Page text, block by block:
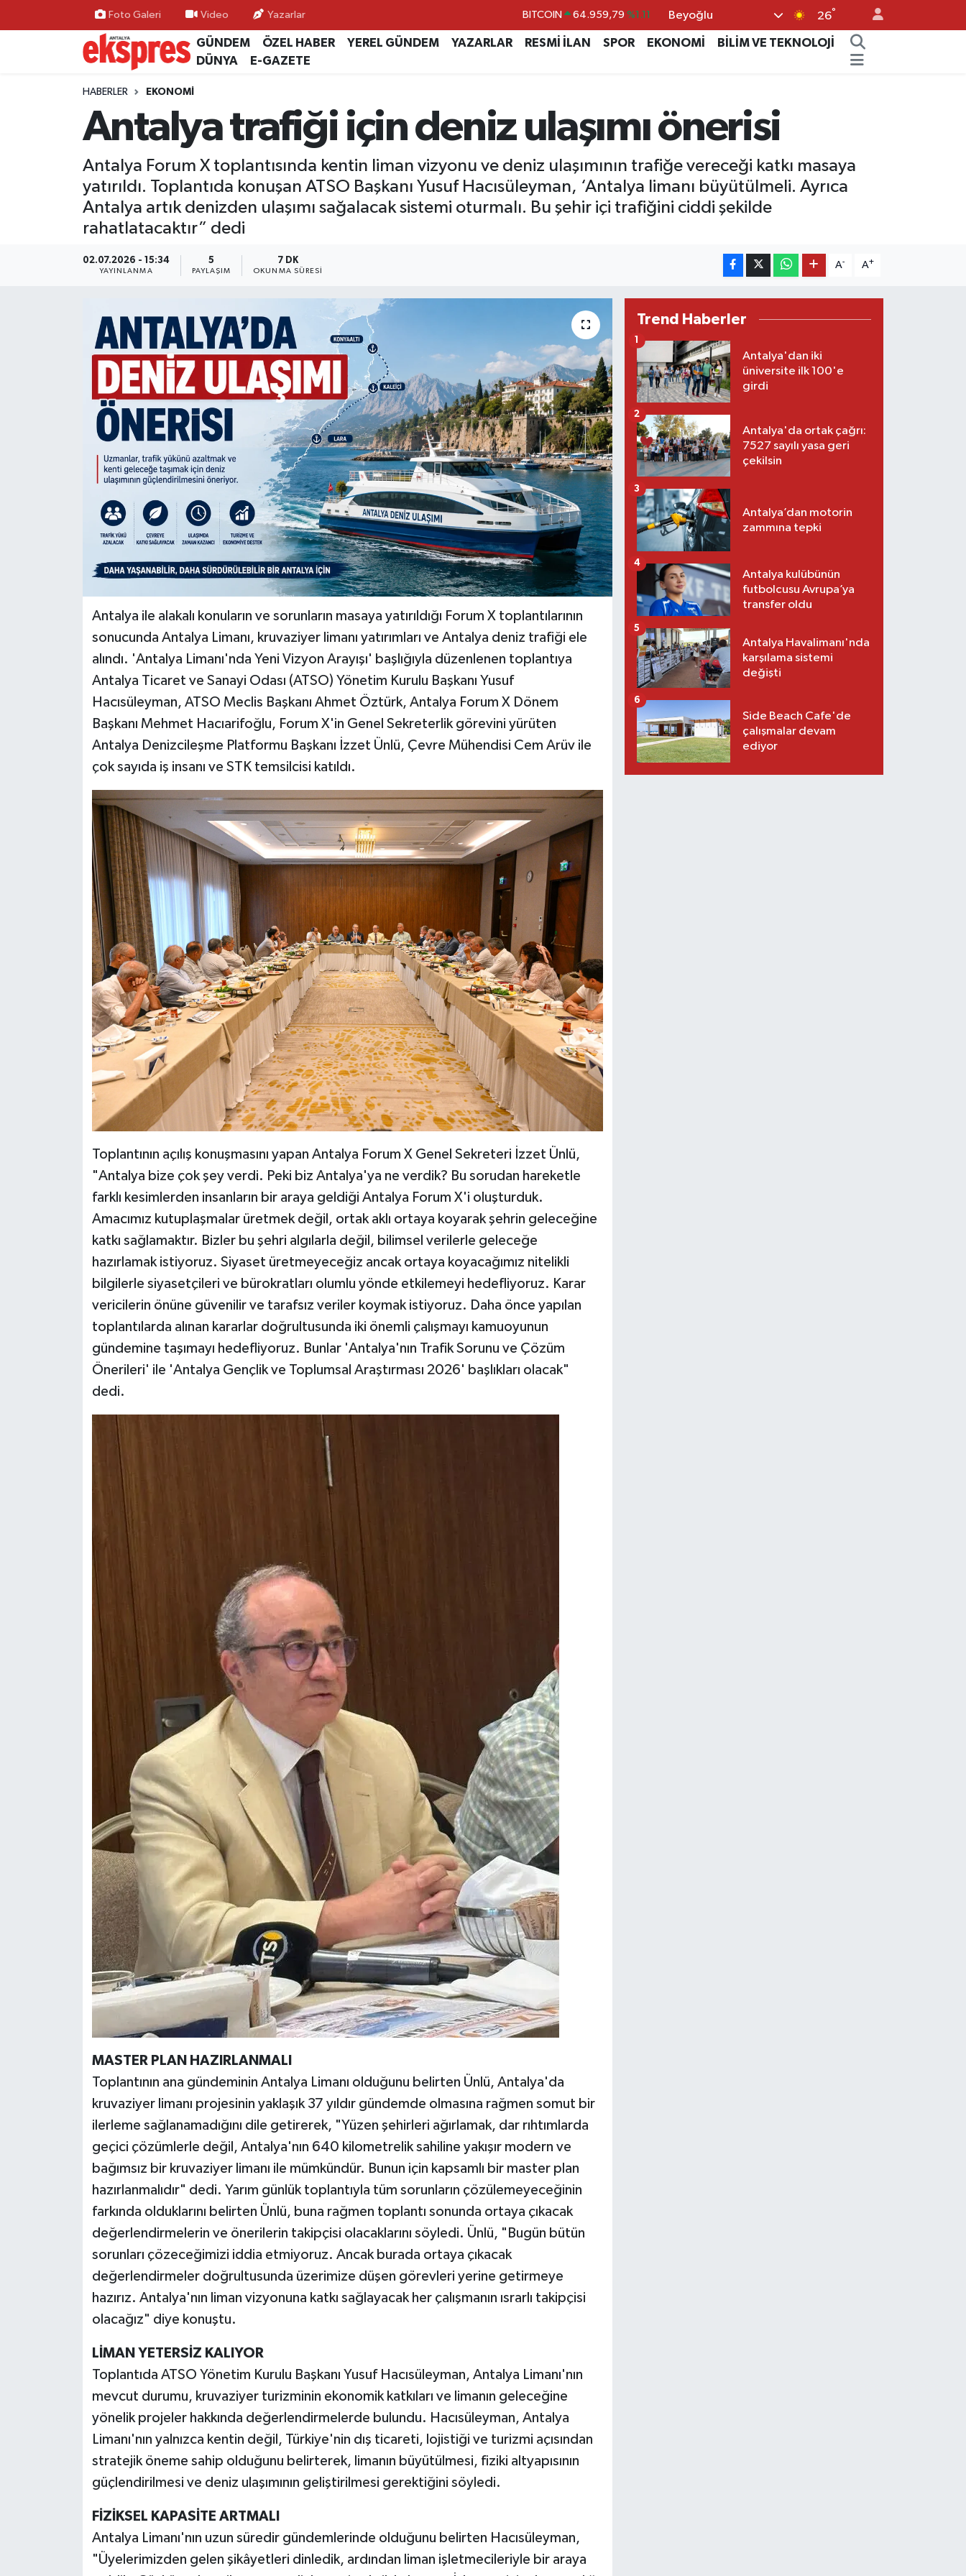
Foto Galeri Video Yazarlar DOLAR 47,7436 %0.18
EURO 55,2510 %0.32
BİST100 13.779 %-14
BITCOIN 64.959,79
Beyoğlu 26°
GÜNDEM ÖZEL HABER YEREL GÜNDEM YAZARLAR RESMİ İLAN SPOR EKONOMİ
BİLİM VE TEKNOLOJİ
DÜNYA
E-GAZETE
HABERLER EKONOMİ
Antalya trafiği için deniz ulaşımı önerisi
Antalya Forum X toplantısında kentin liman vizyonu ve deniz ulaşımının trafiğe vereceği katkı masaya
yatırıldı. Toplantıda konuşan ATSO Başkanı Yusuf Hacısüleyman, ‘Antalya limanı büyütülmeli. Ayrıca
Antalya artık denizden ulaşımı sağalacak sistemi oturmalı. Bu şehir içi trafiğini ciddi şekilde
rahatlatacaktır” dedi
02.07.2026 - 15:34
YAYINLANMA
5
PAYLAŞIM
7 DK
OKUNMA SÜRESI
A- A+
Antalya ile alakalı konuların ve sorunların masaya yatırıldığı Forum X toplantılarının
sonucunda Antalya Limanı, kruvaziyer limanı yatırımları ve Antalya deniz trafiği ele
alındı. 'Antalya Limanı'nda Yeni Vizyon Arayışı' başlığıyla düzenlenen toplantıya
Antalya Ticaret ve Sanayi Odası (ATSO) Yönetim Kurulu Başkanı Yusuf
Hacısüleyman, ATSO Meclis Başkanı Ahmet Öztürk, Antalya Forum X Dönem
Başkanı Mehmet Hacıarifoğlu, Forum X'in Genel Sekreterlik görevini yürüten
Antalya Denizcileşme Platformu Başkanı İzzet Ünlü, Çevre Mühendisi Cem Arüv ile
çok sayıda iş insanı ve STK temsilcisi katıldı.
Toplantının açılış konuşmasını yapan Antalya Forum X Genel Sekreteri İzzet Ünlü,
"Antalya bize çok şey verdi. Peki biz Antalya'ya ne verdik? Bu sorudan hareketle
farklı kesimlerden insanların bir araya geldiği Antalya Forum X'i oluşturduk.
Amacımız kutuplaşmalar üretmek değil, ortak aklı ortaya koyarak şehrin geleceğine
katkı sağlamaktır. Bizler bu şehri algılarla değil, bilimsel verilerle geleceğe
hazırlamak istiyoruz. Siyaset üretmeyeceğiz ancak ortaya koyacağımız nitelikli
bilgilerle siyasetçileri ve bürokratları olumlu yönde etkilemeyi hedefliyoruz. Karar
vericilerin önüne güvenilir ve tarafsız veriler koymak istiyoruz. Daha önce yapılan
toplantılarda alınan kararlar doğrultusunda iki önemli çalışmayı kamuoyunun
gündemine taşımayı hedefliyoruz. Bunlar 'Antalya'nın Trafik Sorunu ve Çözüm
Önerileri' ile 'Antalya Gençlik ve Toplumsal Araştırması 2026' başlıkları olacak"
dedi.
MASTER PLAN HAZIRLANMALI
Toplantının ana gündeminin Antalya Limanı olduğunu belirten Ünlü, Antalya'da
kruvaziyer limanı projesinin yaklaşık 37 yıldır gündemde olmasına rağmen somut bir
ilerleme sağlanamadığını dile getirerek, "Yüzen şehirleri ağırlamak, dar rıhtımlarda
geçici çözümlerle değil, Antalya'nın 640 kilometrelik sahiline yakışır modern ve
bağımsız bir kruvaziyer limanı ile mümkündür. Bunun için kapsamlı bir master plan
hazırlanmalıdır" dedi. Yarım günlük toplantıyla tüm sorunların çözülemeyeceğinin
farkında olduklarını belirten Ünlü, buna rağmen toplantı sonunda ortaya çıkacak
değerlendirmelerin ve önerilerin takipçisi olacaklarını söyledi. Ünlü, "Bugün bütün
sorunları çözeceğimizi iddia etmiyoruz. Ancak burada ortaya çıkacak
değerlendirmeler doğrultusunda üzerimize düşen görevleri yerine getirmeye
hazırız. Antalya'nın liman vizyonuna katkı sağlayacak her çalışmanın ısrarlı takipçisi
olacağız" diye konuştu.
LİMAN YETERSİZ KALIYOR
Toplantıda ATSO Yönetim Kurulu Başkanı Yusuf Hacısüleyman, Antalya Limanı'nın
mevcut durumu, kruvaziyer turizminin ekonomik katkıları ve limanın geleceğine
yönelik projeler hakkında değerlendirmelerde bulundu. Hacısüleyman, Antalya
Limanı'nın yalnızca kentin değil, Türkiye'nin dış ticareti, lojistiği ve turizmi açısından
stratejik öneme sahip olduğunu belirterek, limanın büyütülmesi, fiziki altyapısının
güçlendirilmesi ve deniz ulaşımının geliştirilmesi gerektiğini söyledi.
FİZİKSEL KAPASİTE ARTMALI
Antalya Limanı'nın uzun süredir gündemlerinde olduğunu belirten Hacısüleyman,
"Üyelerimizden gelen şikâyetleri dinledik, ardından liman işletmecileriyle bir araya
Trend Haberler
Antalya'dan iki
üniversite ilk 100'e
girdi
1
Antalya'da ortak çağrı:
7527 sayılı yasa geri
çekilsin
2
Antalya’dan motorin
zammına tepki
3
Antalya kulübünün
futbolcusu Avrupa’ya
transfer oldu
4
Antalya Havalimanı'nda
karşılama sistemi
değişti
5
Side Beach Cafe'de
çalışmalar devam
ediyor
6
ÖZEL HABER
GÜNDEM
YEREL GÜNDEM
EKONOMİ
KÜLTÜR - SANAT
RÖPORTAJ
YAZARLAR
RESMİ İLAN
Nöbetçi Eczaneler
Hava Durumu
Trafik Durumu
Süper Lig Puan Durumu ve Fikstür
Tüm Manşetler
Son Dakika Haberleri
Haber Arşivi